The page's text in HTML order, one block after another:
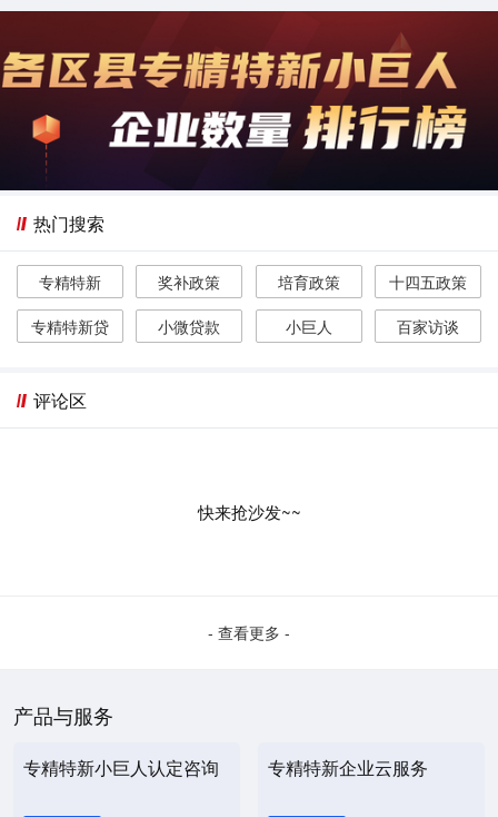
热门搜索
专精特新 奖补政策 培育政策
十四五政策
专精特新贷
小微贷款 小巨人 百家访谈
评论区
快来抢沙发~~
- 查看更多 -
产品与服务
专精特新小巨人认定咨询 专精特新企业云服务